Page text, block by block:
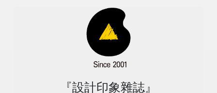
包裝中購買。 這種互動元素改善了消費者的整體體驗，並
與品牌建立了更深入的互動。 想要提升品牌形象、增強消
費者互動？智慧包裝創新區將為您展示最前沿的智慧包裝
技術和應用。 該區展示了最新的智慧包裝技術，是企業探
索提高客戶參與度的新方法的地方。 邁向2030！全球包裝
場報告，預計到 2023 年包裝產業市場規模將達到 1.17 兆
裝）。 www.senepack.com 九月 2025 年阿拉伯紙展 ：
2025 年 9 月 9 日至 11 日，阿聯酋杜拜杜拜世界貿易中
心。 （造紙業活動）。 www.paperarabia.com 中東造
紙展 ：2025 年 9 月 9 日至 11 日，埃及開羅埃及國際展覽
中心。 （紙和紙板、紙巾和衛生產品）。
www.papermideast.com 印刷 2 包 ：2025 年 9 月 9 日
裝）。 www.print2packexpo.com Propak West Africa
台可提供間歇運動或連續運動，並且能夠靈活地處理從任
一方向打開紙箱的操作。 閱讀更多... 內容來源:
https://www.packagingstrategies.com/
減少 50% 的塑膠使用，我們將看到更小、更漸進的改
變…」 我們將看到更小、更漸進的改變，LDPE、PP和PS
將被其他材料取代，特別是澱粉（starch）。 澱粉是最原
始的植物，具有優異的油脂阻隔性能 。 。 我知道有大型
澱粉生產商正在尋求擴展阻隔性能，包括水蒸氣和氧氣傳
輸阻隔。 （二）回歸商業本質 還記得環境、社會和治理
（ESG）以及多元、平等和遏制（DEI）計劃嗎？人員現在
將永續相關投資（包括人員配置、推廣和產品開發）定價
影響該行業的變量，很容易理解大品牌的僵局，它們會減
少訂單和訂單，從而面臨該行業收縮的風險。這是供應商
和印刷商都關心的問題。 展望未來，展望產業的技術創
新，有哪些問題是可以解決並很快成為「過去式」的？ 數
據至關重要，以前從未有可能取得、分析和管理數據。對
於知道如何評估它們的公司來說，這是真正的資產。因
此，儲存資料的增加將對應於生產的更大便利性。這肯定
『設計印象雜誌』